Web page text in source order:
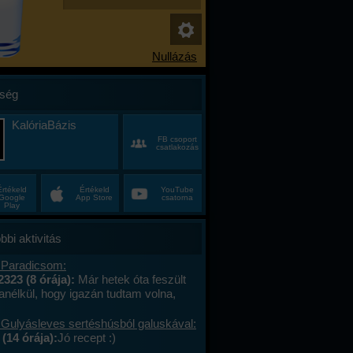
KalóriaBázis
FB csoport
csatlakozás
Play
Értékeld
App Store
YouTube
csatorna
aktivitás
(8 órája): Már hetek óta feszült
hogy igazán tudtam volna,
éveim közepén egyszer csak
minden, ami régen izgalmas
sertéshúsból galuskával:
órája):Jó recept :)